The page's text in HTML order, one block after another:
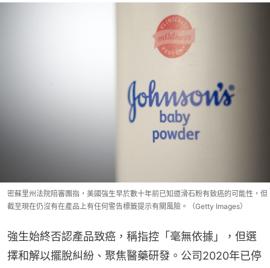
密蘇里州法院陪審團指，美國強生早於數十年前已知道滑石粉有致癌的可能性，但
截至現在仍沒有在產品上有任何警告標籤提示有關風險。（Getty Images）
強生始終否認產品致癌，稱指控「毫無依據」，但選
擇和解以擺脫糾紛、聚焦醫藥研發。公司2020年已停